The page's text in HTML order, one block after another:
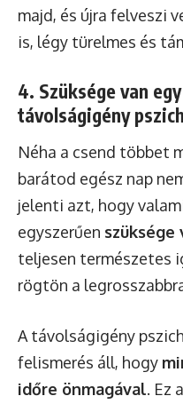
majd, és újra felveszi
is, légy türelmes és
4. Szüksége van
távolságigény
Néha a csend többet
barátod egész nap
jelenti azt, hogy
egyszerűen szüksége
teljesen természetes
rögtön a
A távolságigény
felismerés áll, hogy
időre önmagával. Ez